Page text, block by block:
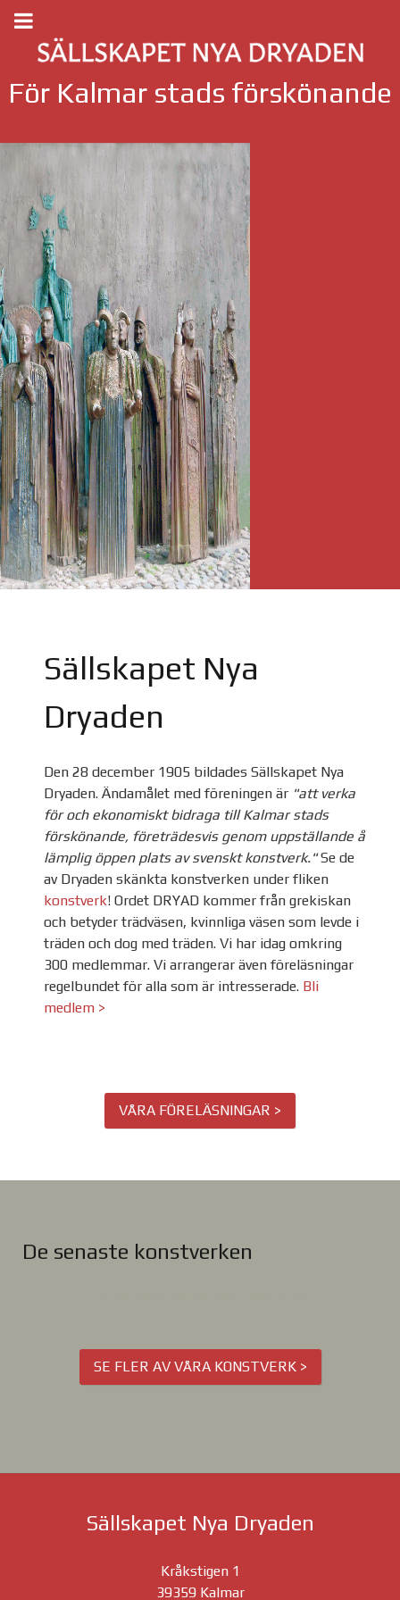
För Kalmar stads förskönande
Sällskapet Nya
Dryaden
Den 28 december 1905 bildades Sällskapet Nya
Dryaden. Ändamålet med föreningen är "att verka
för och ekonomiskt bidraga till Kalmar stads
förskönande, företrädesvis genom uppställande å
lämplig öppen plats av svenskt konstverk."Se de
av Dryaden skänkta konstverken under fliken
konstverk! Ordet DRYAD kommer från grekiskan
och betyder trädväsen, kvinnliga väsen som levde i
träden och dog med träden. Vi har idag omkring
300 medlemmar. Vi arrangerar även föreläsningar
regelbundet för alla som är intresserade. Bli
medlem >
VÅRA FÖRELÄSNINGAR >
De senaste konstverken
SE FLER AV VÅRA KONSTVERK >
Sällskapet Nya Dryaden
Kråkstigen 1
39359 Kalmar